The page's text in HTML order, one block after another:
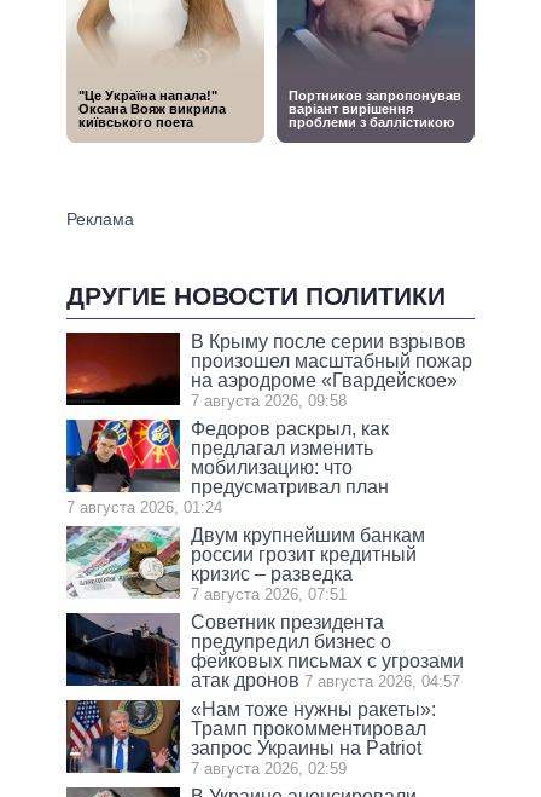
ДРУГИЕ НОВОСТИ ПОЛИТИКИ
В Крыму после серии взрывов
произошел масштабный пожар
на аэродроме «Гвардейское»
7 августа 2026, 09:58
Федоров раскрыл, как
предлагал изменить
мобилизацию: что
предусматривал план
7 августа 2026, 01:24
Двум крупнейшим банкам
россии грозит кредитный
кризис – разведка
7 августа 2026, 07:51
Советник президента
предупредил бизнес о
фейковых письмах с угрозами
атак дронов 7 августа 2026, 04:57
«Нам тоже нужны ракеты»:
Трамп прокомментировал
запрос Украины на Patriot
7 августа 2026, 02:59